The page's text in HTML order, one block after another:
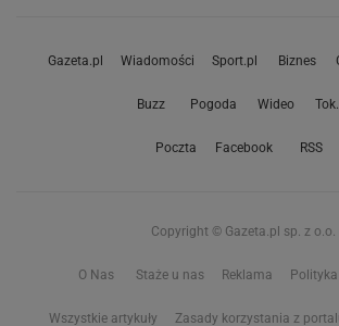
Gazeta.pl Wiadomości Sport.pl Biznes
Buzz Pogoda Wideo
Poczta Facebook RSS
Copyright © Gazeta.pl sp. z o.o.
O Nas Staże u nas Reklama
Wszystkie artykuły Zasady korzystania z